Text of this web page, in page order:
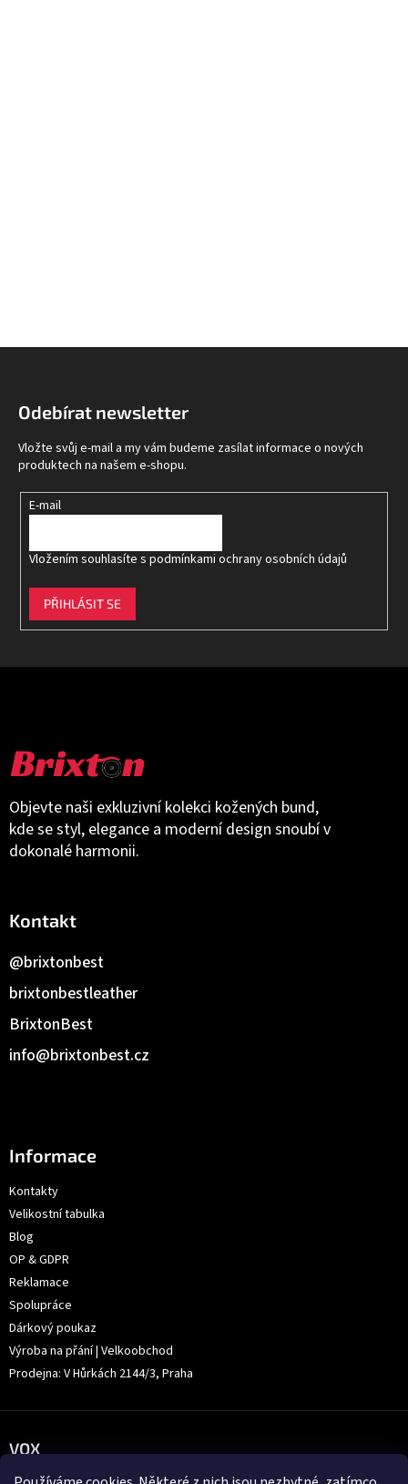
Objevte naši exkluzivní kolekci kožených bund,
kde se styl, elegance a moderní design snoubí v
dokonalé harmonii.
Kontakt
info@brixtonbest.cz
BrixtonBest
brixtonbestleather
@brixtonbest
Informace
Kontakty
Velikostní tabulka
Blog
OP & GDPR
Reklamace
Spolupráce
Dárkový poukaz
Výroba na přání | Velkoobchod
Prodejna: V Hůrkách 2144/3, Praha
VOX
Odebírat newsletter
Vložte svůj e-mail a my vám budeme zasílat informace o nových
produktech na našem e-shopu.
E-mail
Vložením souhlasíte s podmínkami ochrany osobních údajů
PŘIHLÁSIT SE